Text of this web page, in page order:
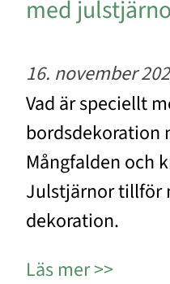
med
16. november
Vad är speciellt
bordsdekoration
Mångfalden och
Julstjärnor tillför
dekoration.
Läs mer